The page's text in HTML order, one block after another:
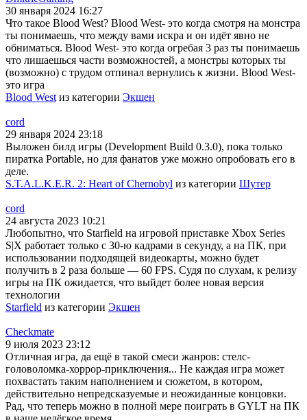
30 января 2024 16:27
Что такое Blood West? Blood West- это когда смотря на монстра
ты понимаешь, что между вами искра и он идёт явно не
обниматься. Blood West- это когда огребая 3 раз ты понимаешь
что лишаешься части возможностей, а монстры которых ты
(возможно) с трудом отпинал вернулись к жизни. Blood West-
это игра
Blood West из категории Экшен
cord
29 января 2024 23:18
Выложен билд игры (Development Build 0.3.0), пока только
пиратка Portable, но для фанатов уже можно опробовать его в
деле.
S.T.A.L.K.E.R. 2: Heart of Chernobyl из категории Шутер
cord
24 августа 2023 10:21
Любопытно, что Starfield на игровой приставке Xbox Series
S|X работает только с 30-ю кадрами в секунду, а на ПК, при
использовании подходящей видеокарты, можно будет
получить в 2 раза больше — 60 FPS. Судя по слухам, к релизу
игры на ПК ожидается, что выйдет более новая версия
технологии
Starfield из категории Экшен
Checkmate
9 июля 2023 23:12
Отличная игра, да ещё в такой смеси жанров: стелс-
головоломка-хоррор-приключения... Не каждая игра может
похвастать таким наполнением и сюжетом, в котором,
действительно непредсказуемые и неожиданные концовки.
Рад, что теперь можно в полной мере поиграть в GYLT на ПК